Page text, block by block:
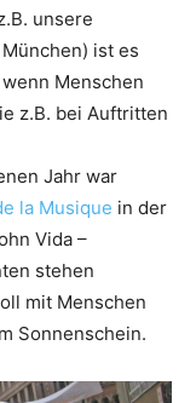
unsere
ist es
Menschen
z.B. bei Auftritten
Jahr war
la Musique in der
Vida –
stehen
mit Menschen
Sonnenschein.